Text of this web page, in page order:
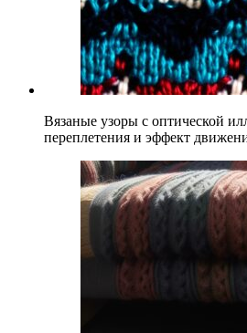
Вязаные узоры с оптической
переплетения и эффект